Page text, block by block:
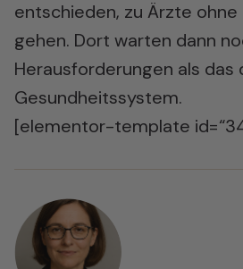
entschieden, zu Ärzte ohne
gehen. Dort warten dann
Herausforderungen als das
Gesundheitssystem.
[elementor-template